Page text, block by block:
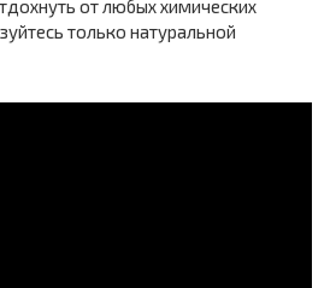
от любых химических
только натуральной